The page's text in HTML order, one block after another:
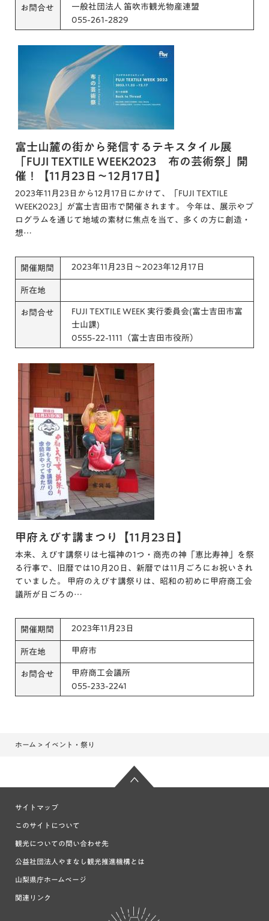
お問合せ
一般社団法人 笛吹市観光物産連盟
055-261-2829
富士山麓の街から発信するテキスタイル展
「FUJI TEXTILE WEEK2023 布の芸術祭」開
催！【11月23日～12月17日】
2023年11月23日から12月17日にかけて、「FUJI TEXTILE
WEEK2023」が富士吉田市で開催されます。 今年は、展示やプ
ログラムを通じて地域の素材に焦点を当て、多くの方に創造・
想…
開催期間 2023年11月23日～2023年12月17日
所在地
お問合せ
FUJI TEXTILE WEEK 実行委員会(富士吉田市富
士山課)
0555-22-1111（富士吉田市役所）
甲府えびす講まつり【11月23日】
本来、えびす講祭りは七福神の1つ・商売の神「恵比寿神」を祭
る行事で、旧暦では10月20日、新暦では11月ごろにお祝いされ
ていました。 甲府のえびす講祭りは、昭和の初めに甲府商工会
議所が日ごろの…
開催期間 2023年11月23日
所在地 甲府市
お問合せ
甲府商工会議所
055-233-2241
ホーム > イベント・祭り
サイトマップ
このサイトについて
観光についての問い合わせ先
公益社団法人やまなし観光推進機構とは
山梨県庁ホームページ
関連リンク
富士の国や